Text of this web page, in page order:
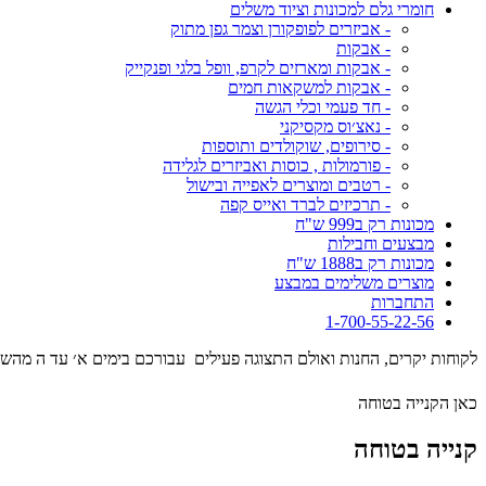
חומרי גלם למכונות וציוד משלים
- אביזרים לפופקורן וצמר גפן מתוק
- אבקות
- אבקות ומארזים לקרפ, וופל בלגי ופנקייק
- אבקות למשקאות חמים
- חד פעמי וכלי הגשה
- נאצ׳וס מקסיקני
- סירופים, שוקולדים ותוספות
- פורמולות , כוסות ואביזרים לגלידה
- רטבים ומוצרים לאפייה ובישול
- תרכיזים לברד ואייס קפה
מכונות רק ב999 ש"ח
מבצעים וחבילות
מכונות רק ב1888 ש"ח
מוצרים משלימים במבצע
התחברות
1-700-55-22-56
לקוחות יקרים, החנות ואולם התצוגה פעילים עבורכם בימים א׳ עד ה מהשעה 09:00 עד השעה 17:00 . המסילה
כאן הקנייה בטוחה
קנייה בטוחה